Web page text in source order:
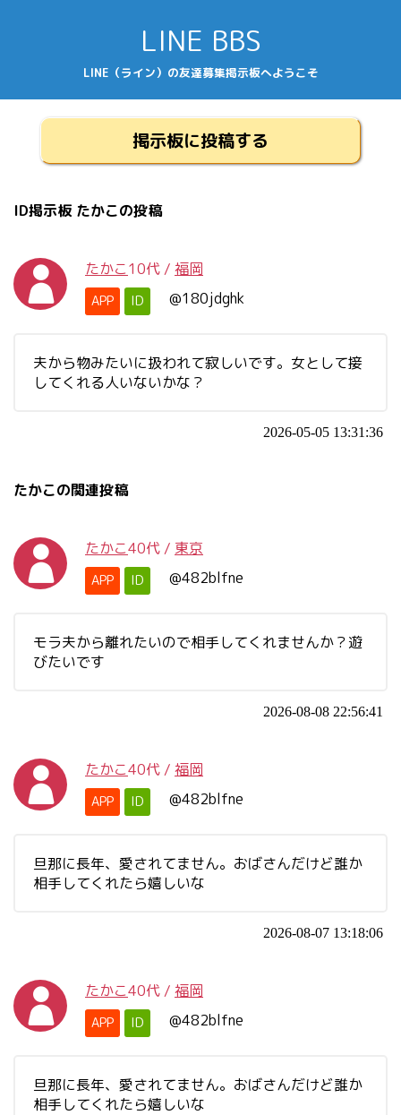
LINE BBS
LINE（ライン）の友達募集掲示板へようこそ
掲示板に投稿する
ID掲示板 たかこの投稿
たかこ10代 / 福岡
APP ID @180jdghk
夫から物みたいに扱われて寂しいです。女として接
してくれる人いないかな？
2026-05-05 13:31:36
たかこの関連投稿
たかこ40代 / 東京
APP ID @482blfne
モラ夫から離れたいので相手してくれませんか？遊
びたいです
2026-08-08 22:56:41
たかこ40代 / 福岡
APP ID @482blfne
旦那に長年、愛されてません。おばさんだけど誰か
相手してくれたら嬉しいな
2026-08-07 13:18:06
たかこ40代 / 福岡
APP ID @482blfne
旦那に長年、愛されてません。おばさんだけど誰か
相手してくれたら嬉しいな